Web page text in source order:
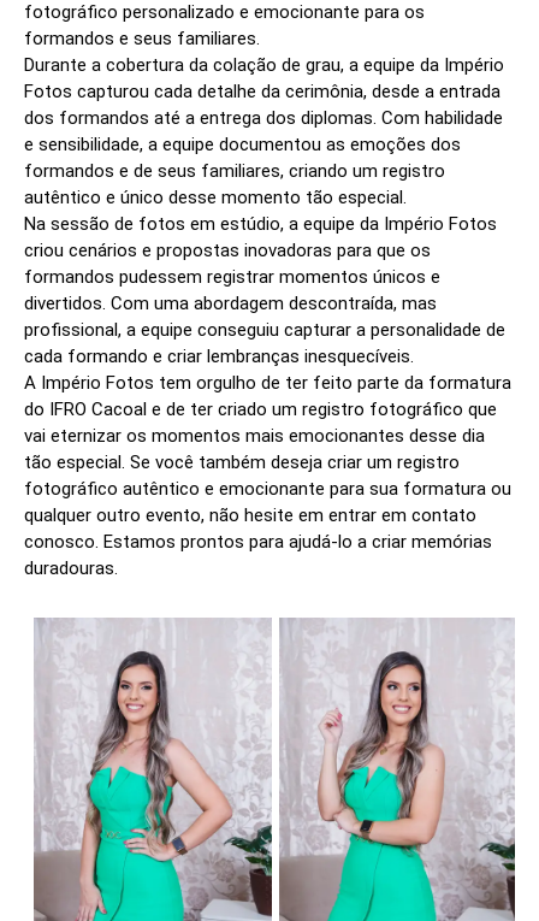
fotográfico personalizado e emocionante para os
formandos e seus familiares.
Durante a cobertura da colação de grau, a equipe da Império
Fotos capturou cada detalhe da cerimônia, desde a entrada
dos formandos até a entrega dos diplomas. Com habilidade
e sensibilidade, a equipe documentou as emoções dos
formandos e de seus familiares, criando um registro
autêntico e único desse momento tão especial.
Na sessão de fotos em estúdio, a equipe da Império Fotos
criou cenários e propostas inovadoras para que os
formandos pudessem registrar momentos únicos e
divertidos. Com uma abordagem descontraída, mas
profissional, a equipe conseguiu capturar a personalidade de
cada formando e criar lembranças inesquecíveis.
A Império Fotos tem orgulho de ter feito parte da formatura
do IFRO Cacoal e de ter criado um registro fotográfico que
vai eternizar os momentos mais emocionantes desse dia
tão especial. Se você também deseja criar um registro
fotográfico autêntico e emocionante para sua formatura ou
qualquer outro evento, não hesite em entrar em contato
conosco. Estamos prontos para ajudá-lo a criar memórias
duradouras.